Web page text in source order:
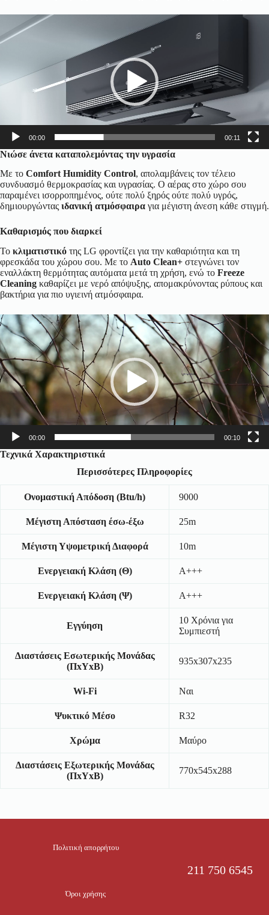
Πρόγραμμα
Αναπαραγωγής
Βίντεο
00:00 00:11
Νιώσε άνετα καταπολεμόντας την υγρασία
Με το Comfort Humidity Control, απολαμβάνεις τον τέλειο
συνδυασμό θερμοκρασίας και υγρασίας. Ο αέρας στο χώρο σου
παραμένει ισορροπημένος, ούτε πολύ ξηρός ούτε πολύ υγρός,
δημιουργώντας ιδανική ατμόσφαιρα για μέγιστη άνεση κάθε στιγμή.
Καθαρισμός που διαρκεί
Το κλιματιστικό της LG φροντίζει για την καθαριότητα και τη
φρεσκάδα του χώρου σου. Με το Auto Clean+ στεγνώνει τον
εναλλάκτη θερμότητας αυτόματα μετά τη χρήση, ενώ το Freeze
Cleaning καθαρίζει με νερό απόψυξης, απομακρύνοντας ρύπους και
βακτήρια για πιο υγιεινή ατμόσφαιρα.
Πρόγραμμα
Αναπαραγωγής
Βίντεο
00:00 00:10
Τεχνικά Χαρακτηριστικά
Περισσότερες Πληροφορίες
Ονομαστική Απόδοση (Btu/h) 9000
Μέγιστη Απόσταση έσω-έξω 25m
Μέγιστη Υψομετρική Διαφορά 10m
Ενεργειακή Κλάση (Θ) A+++
Ενεργειακή Κλάση (Ψ) A+++
Εγγύηση
10 Χρόνια για
Συμπιεστή
Διαστάσεις Εσωτερικής Μονάδας
(ΠxΥxΒ)
935x307x235
Wi-Fi Ναι
Ψυκτικό Μέσο R32
Χρώμα Μαύρο
Διαστάσεις Εξωτερικής Μονάδας
(ΠxΥxΒ)
770x545x288
Πολιτική απορρήτου
Όροι χρήσης
211 750 6545